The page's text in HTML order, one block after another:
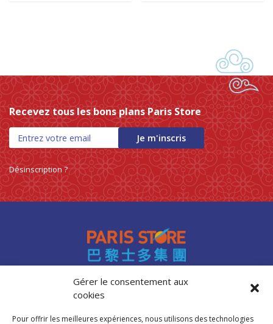
Gérer le consentement aux
cookies
Pour offrir les meilleures expériences, nous utilisons des technologies
Recevez tous les bons plans Paris Store
Je m'inscris
Désinscription ?
Accès professionnels